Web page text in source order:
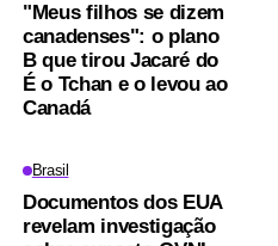
"Meus filhos se dizem
canadenses": o plano
B que tirou Jacaré do
É o Tchan e o levou ao
Canadá
Brasil
Documentos dos EUA
revelam investigação